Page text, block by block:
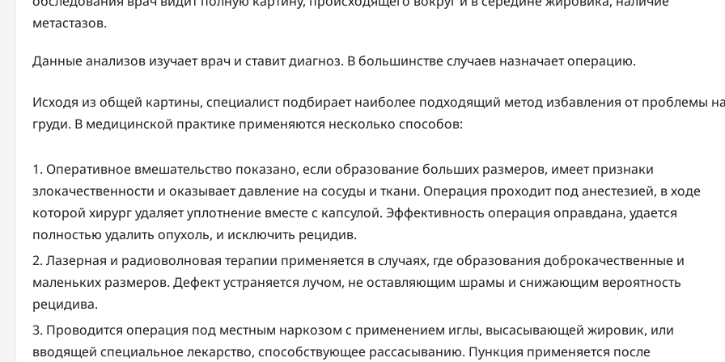
метастазов.
Данные анализов изучает врач и ставит диагноз. В большинстве случаев назначает операцию.
Исходя из общей картины, специалист подбирает наиболее подходящий метод избавления от проблемы
груди. В медицинской практике применяются несколько способов:
Оперативное вмешательство показано, если образование больших размеров, имеет признаки
злокачественности и оказывает давление на сосуды и ткани. Операция проходит под анестезией, в ходе
которой хирург удаляет уплотнение вместе с капсулой. Эффективность операция оправдана, удается
полностью удалить опухоль, и исключить рецидив.
Лазерная и радиоволновая терапии применяется в случаях, где образования доброкачественные и
маленьких размеров. Дефект устраняется лучом, не оставляющим шрамы и снижающим вероятность
рецидива.
Проводится операция под местным наркозом с применением иглы, высасывающей жировик, или
вводящей специальное лекарство, способствующее рассасыванию. Пункция применяется после